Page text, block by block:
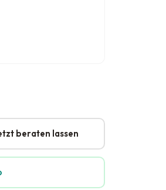
649,00 €
€.
beraten lassen